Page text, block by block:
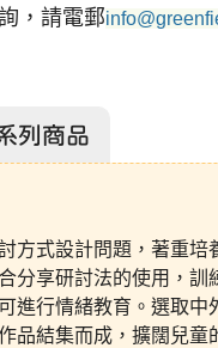
，請電郵
列商品
方式設計問題，著重培
分享研討法的使用，訓
進行情緒教育。選取中
品結集而成，擴闊兒童